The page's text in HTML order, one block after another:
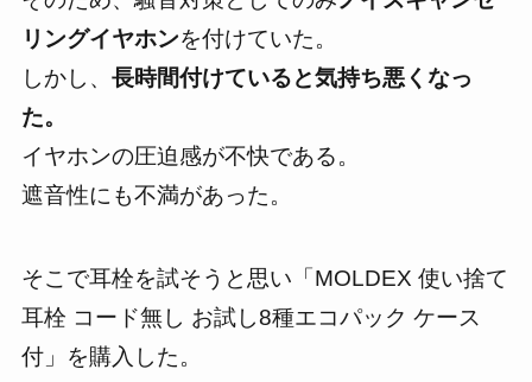
リングイヤホンを付けていた。
しかし、 長時間付けていると気持ち悪くなっ
た。
イヤホンの圧迫感が不快である。
遮音性にも不満があった。
そこで耳栓を試そうと思い「MOLDEX 使い捨て
耳栓 コード無し お試し8種エコパック ケース
付」を購入した。